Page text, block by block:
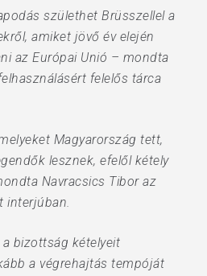
születhet Brüsszellel a
amiket jövő év elején
az Európai Unió – mondta
felelős tárca
Magyarország tett,
lesznek, efelől kétely
Navracsics Tibor az
interjúban.
a bizottság kételyeit
a végrehajtás tempóját